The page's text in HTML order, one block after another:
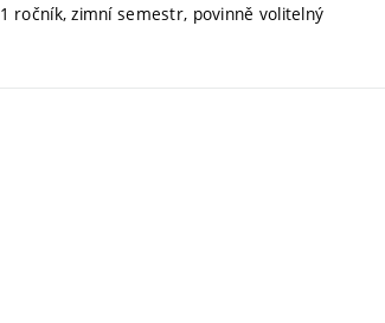
ročník, zimní semestr, povinně volitelný